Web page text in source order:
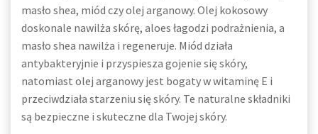
masło shea, miód czy olej arganowy. Olej kokosowy
doskonale nawilża skórę, aloes łagodzi podrażnienia, a
masło shea nawilża i regeneruje. Miód działa
antybakteryjnie i przyspiesza gojenie się skóry,
natomiast olej arganowy jest bogaty w witaminę E i
przeciwdziała starzeniu się skóry. Te naturalne składniki
są bezpieczne i skuteczne dla Twojej skóry.